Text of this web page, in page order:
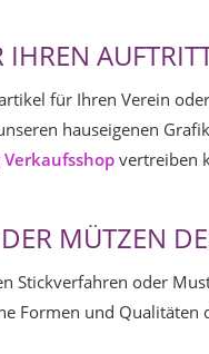
IHREN
für Ihren Verein
hauseigenen
vertreiben
MÜTZEN
Stickverfahren oder
Formen und